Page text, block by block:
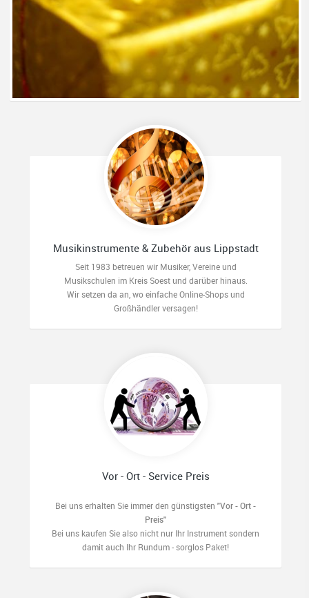
Musikinstrumente & Zubehör aus Lippstadt
Seit 1983 betreuen wir Musiker, Vereine und
Musikschulen im Kreis Soest und darüber hinaus.
Wir setzen da an, wo einfache Online-Shops und
Großhändler versagen!
Vor - Ort - Service Preis
Bei uns erhalten Sie immer den günstigsten "Vor - Ort -
Preis"
Bei uns kaufen Sie also nicht nur Ihr Instrument sondern
damit auch Ihr Rundum - sorglos Paket!